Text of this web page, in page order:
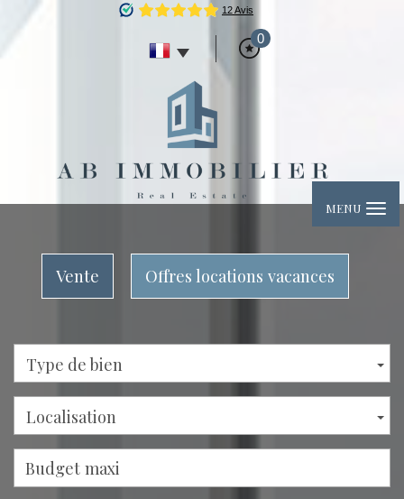
0
MENU
Vente Offres locations vacances
Type de bien
Localisation